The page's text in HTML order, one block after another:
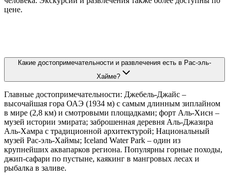
цене.
Какие достопримечательности и развлечения есть в Рас-эль-
Хайме?
Главные достопримечательности: Джебель-Джайс –
высочайшая гора ОАЭ (1934 м) с самым длинным зиплайном
в мире (2,8 км) и смотровыми площадками; форт Аль-Хисн –
музей истории эмирата; заброшенная деревня Аль-Джазира
Аль-Хамра с традиционной архитектурой; Национальный
музей Рас-эль-Хаймы; Iceland Water Park – один из
крупнейших аквапарков региона. Популярны горные походы,
джип-сафари по пустыне, каякинг в мангровых лесах и
рыбалка в заливе.